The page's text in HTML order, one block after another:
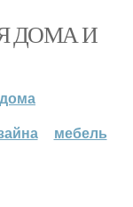
ДОМА И
мебель